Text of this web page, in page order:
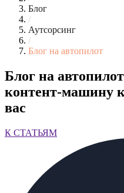
Блог
/
Аутсорсинг
/
Блог на автопилот
Блог на
контент-машину
вас
К СТАТЬЯМ